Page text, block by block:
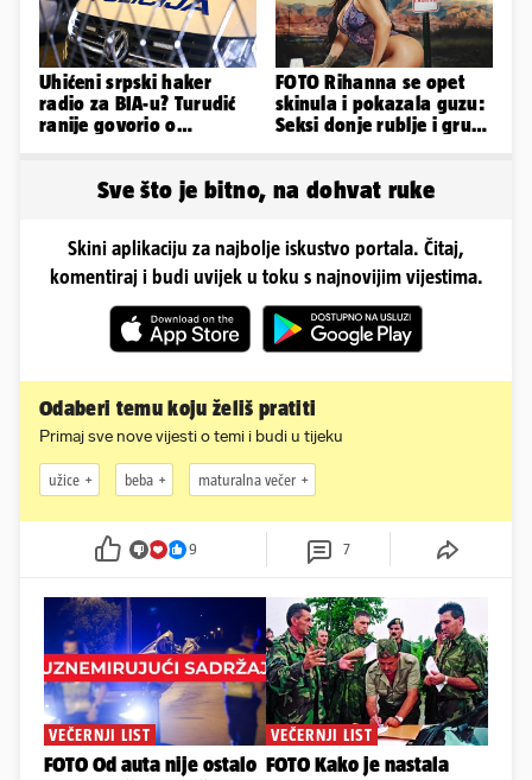
Uhićeni srpski haker
radio za BIA-u? Turudić
ranije govorio o
FOTO Rihanna se opet
skinula i pokazala guzu:
Seksi donje rublje i grudi
Sve što je bitno, na dohvat ruke
Skini aplikaciju za najbolje iskustvo portala. Čitaj,
komentiraj i budi uvijek u toku s najnovijim vijestima.
Odaberi temu koju želiš pratiti
Primaj sve nove vijesti o temi i budi u tijeku
užice beba maturalna večer
9 7